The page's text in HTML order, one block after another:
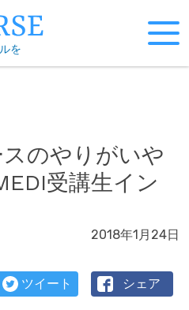
を
のやりがいや
受講生イン
2018年1月24日
ツイート シェア